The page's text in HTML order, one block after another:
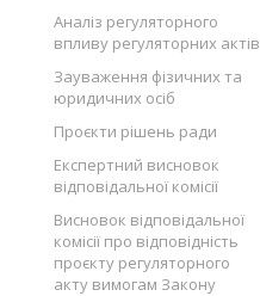
Аналіз регуляторного
впливу регуляторних актів
Зауваження фізичних та
юридичних осіб
Проєкти рішень ради
Експертний висновок
відповідальної комісії
Висновок відповідальної
комісії про відповідність
проєкту регуляторного
акту вимогам Закону